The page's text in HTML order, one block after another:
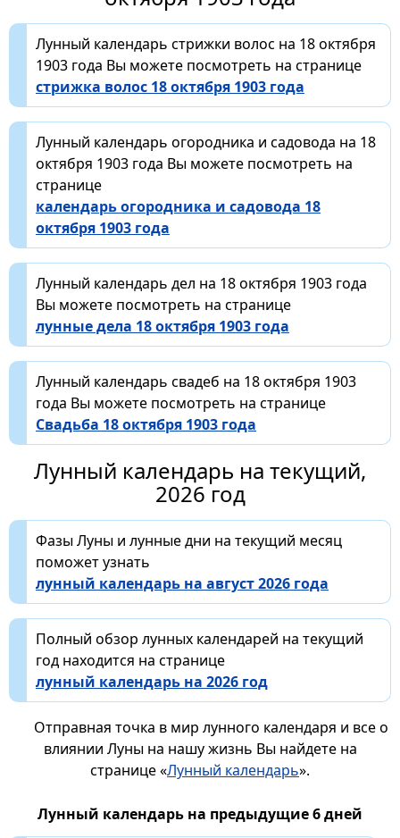
Лунный календарь стрижки волос на 18 октября
1903 года Вы можете посмотреть на странице
стрижка волос 18 октября 1903 года
Лунный календарь огородника и садовода на 18
октября 1903 года Вы можете посмотреть на
странице
календарь огородника и садовода 18
октября 1903 года
Лунный календарь дел на 18 октября 1903 года
Вы можете посмотреть на странице
лунные дела 18 октября 1903 года
Лунный календарь свадеб на 18 октября 1903
года Вы можете посмотреть на странице
Свадьба 18 октября 1903 года
Лунный календарь на текущий,
2026 год
Фазы Луны и лунные дни на текущий месяц
поможет узнать
лунный календарь на август 2026 года
Полный обзор лунных календарей на текущий
год находится на странице
лунный календарь на 2026 год
Отправная точка в мир лунного календаря и все о
влиянии Луны на нашу жизнь Вы найдете на
странице «Лунный календарь».
Лунный календарь на предыдущие 6 дней